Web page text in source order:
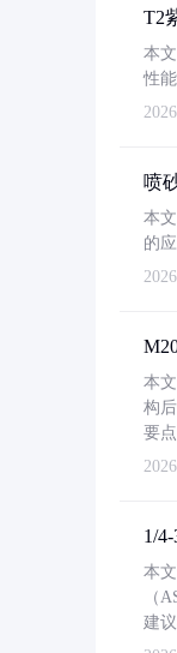
T2
本
性
喷
本
的
本
构
要
1/
本
（
建